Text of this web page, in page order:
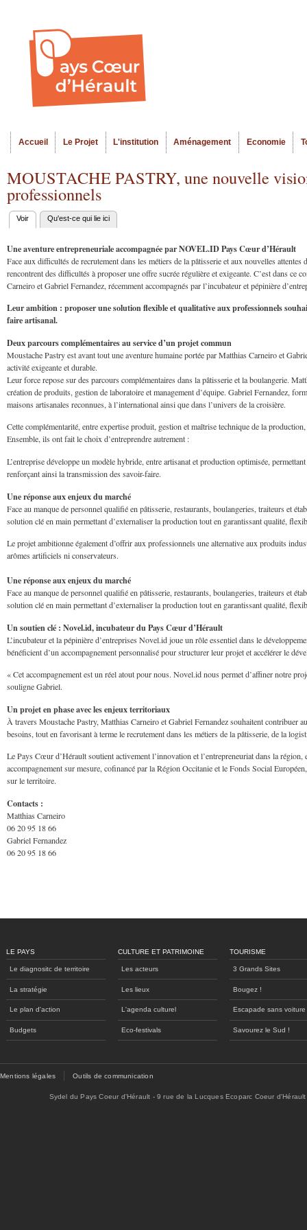
Menu principal
Accueil Le Projet L'institution Aménagement Economie
MOUSTACHE PASTRY, une nouvelle
professionnels
Onglets
principaux
Voir (onglet actif)
Qu'est-ce qui lie ici
Une aventure entrepreneuriale accompagnée par NOVEL.ID Pays Cœur d’Hérault
Face aux difficultés de recrutement dans les métiers de la pâtisserie et aux nouvelles
rencontrent des difficultés à proposer une offre sucrée régulière et exigeante. C’est dans ce
Carneiro et Gabriel Fernandez, récemment accompagnés par l’incubateur et pépinière
Leur ambition : proposer une solution flexible et qualitative aux professionnels
faire artisanal.
Deux parcours complémentaires au service d’un projet commun
Moustache Pastry est avant tout une aventure humaine portée par Matthias Carneiro et
activité exigeante et durable.
Leur force repose sur des parcours complémentaires dans la pâtisserie et la boulangerie.
création de produits, gestion de laboratoire et management d’équipe. Gabriel Fernandez,
maisons artisanales reconnues, à l’international ainsi que dans l’univers de la croisière.
Cette complémentarité, entre expertise produit, gestion et maîtrise technique de la
Ensemble, ils ont fait le choix d’entreprendre autrement :
L’entreprise développe un modèle hybride, entre artisanat et production optimisée,
renforçant ainsi la transmission des savoir-faire.
Une réponse aux enjeux du marché
Face au manque de personnel qualifié en pâtisserie, restaurants, boulangeries, traiteurs et
solution clé en main permettant d’externaliser la production tout en garantissant qualité,
Le projet ambitionne également d’offrir aux professionnels une alternative aux produits
arômes artificiels ni conservateurs.
Une réponse aux enjeux du marché
Face au manque de personnel qualifié en pâtisserie, restaurants, boulangeries, traiteurs et
solution clé en main permettant d’externaliser la production tout en garantissant qualité,
Un soutien clé : Novel.id, incubateur du Pays Cœur d’Hérault
L’incubateur et la pépinière d’entreprises Novel.id joue un rôle essentiel dans le
bénéficient d’un accompagnement personnalisé pour structurer leur projet et accélérer le
« Cet accompagnement est un réel atout pour nous. Novel.id nous permet d’affiner notre
souligne Gabriel.
Un projet en phase avec les enjeux territoriaux
À travers Moustache Pastry, Matthias Carneiro et Gabriel Fernandez souhaitent contribuer
besoins, tout en favorisant à terme le recrutement dans les métiers de la pâtisserie, de la
Le Pays Cœur d’Hérault soutient activement l’innovation et l’entrepreneuriat dans la
accompagnement sur mesure, cofinancé par la Région Occitanie et le Fonds Social
sur le territoire.
Contacts :
Matthias Carneiro
06 20 95 18 66
Gabriel Fernandez
06 20 95 18 66
LE PAYS
Le diagnositc de territoire
La stratégie
Le plan d'action
Budgets
CULTURE ET PATRIMOINE
Les acteurs
Les lieux
L'agenda culturel
Eco-festivals
TOURISME
3 Grands Sites
Bougez !
Escapade sans voiture
Savourez le Sud !
Mentions légales Outils de communication
Sydel du Pays Coeur d'Hérault - 9 rue de la Lucques Ecoparc Coeur